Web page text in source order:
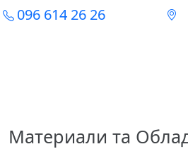
096 614 26 26
Материали та